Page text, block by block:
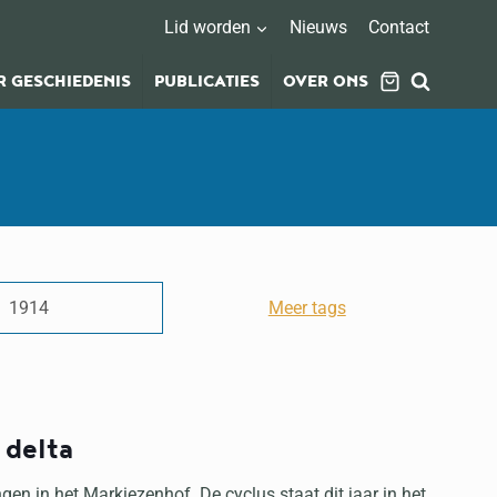
Lid worden Nieuws Contact
GESCHIEDENIS PUBLICATIES OVER ONS
1914 Meer tags
delta